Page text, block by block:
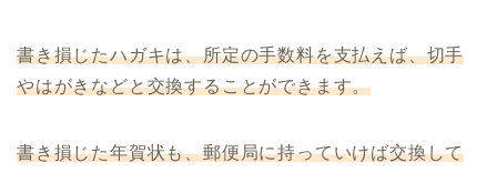
書き損じたハガキは、所定の手数料を支払えば、切手
やはがきなどと交換することができます。
書き損じた年賀状も、郵便局に持っていけば交換して